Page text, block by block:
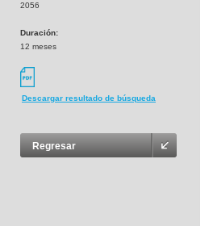
2056
Duración:
12 meses
Descargar resultado de búsqueda
Regresar